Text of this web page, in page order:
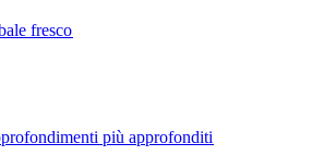
fresco​​
più approfonditi​​